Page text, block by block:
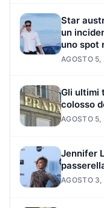
Star
un
uno spot
AGOSTO
Gli ultimi
colosso
AGOSTO
Jennifer
AGOSTO